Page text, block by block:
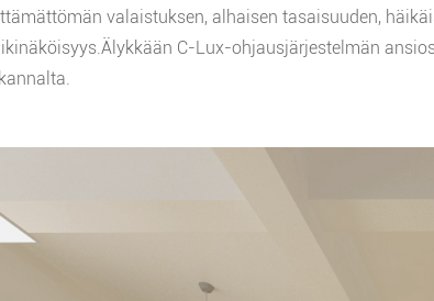
valaistuksen, alhaisen tasaisuuden,
C-Lux-ohjausjärjestelmän